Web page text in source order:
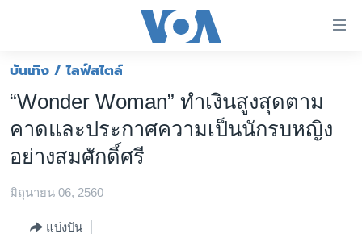
ต่อ
ข้าม
เนื้อหา
หลัก
ไป
โลก
เอเชีย
ไทย
ธุรกิจ
บันเทิง / ไลฟ์สไตล์
“Wonder Woman” ทำเงินสูงสุดตาม
คาดและประกาศความเป็นนักรบหญิง
อย่างสมศักดิ์ศรี
มิถุนายน 06, 2560
แบ่งปัน